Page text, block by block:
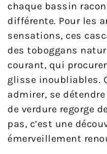
chaque bassin
différente. Pour les
sensations, ces
des toboggans
courant, qui
glisse inoubliables.
admirer, se
de verdure regorge
pas, c’est une
émerveillement